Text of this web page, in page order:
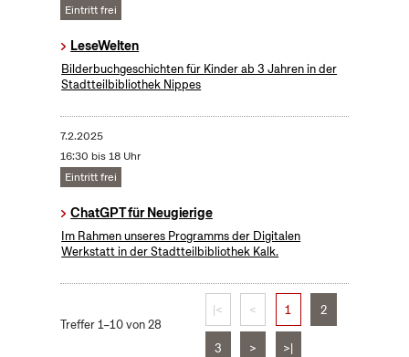
Eintritt frei
LeseWelten
Bilderbuchgeschichten für Kinder ab 3 Jahren in der
Stadtteilbibliothek Nippes
7.2.2025
16:30 bis 18 Uhr
Eintritt frei
ChatGPT für Neugierige
Im Rahmen unseres Programms der Digitalen
Werkstatt in der Stadtteilbibliothek Kalk.
Treffer 1–10 von 28
|< < 1 2
3 > >|